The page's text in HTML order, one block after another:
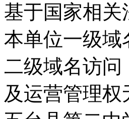
基于国家相
本单位一级域
二级域名访
及运营管理权